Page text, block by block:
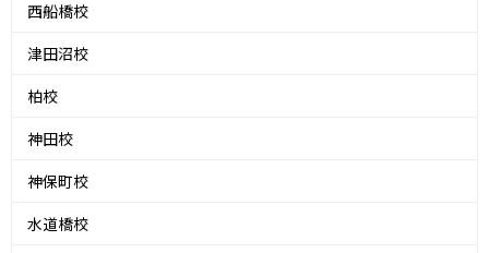
西船橋校
津田沼校
柏校
神田校
神保町校
水道橋校